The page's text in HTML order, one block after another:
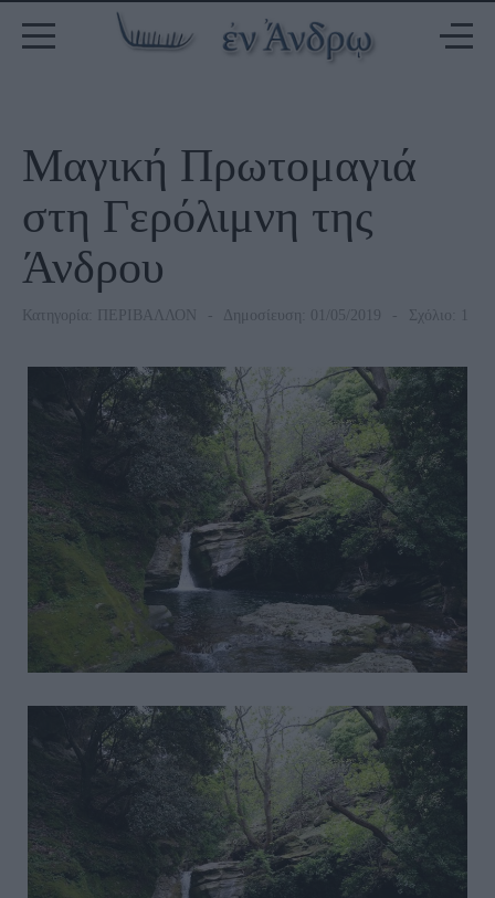
Μαγική Πρωτομαγιά
στη Γερόλιμνη της
Άνδρου
Κατηγορία: ΠΕΡΙΒΑΛΛΟΝ Δημοσίευση: 01/05/2019 Σχόλιο: 1